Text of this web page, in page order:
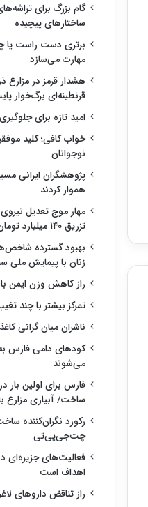
گام بزرگ برای
ساختارهای پیچیده
برتری دست راست یا
مهارت می‌سازد
هشدار قرمز در
قرنطینه‌ای برگ‌خوار
امید تازه برای
خواب کافی؛ کلید
نوجوانان
پژوهشگران ایرانی
هموار کردند
مهار موج تعدیل
تزریق ۱۴۰ میلیارد تومان
بهبود گسترده
زنان با پیمایش ملی
راز کاهش وزن ایمن
تمرکز بیشتر با چند
ناشران میان گرانی
کودهای دامی فارس به
می‌شوند
فارس برای اولین بار
ساخت/ آبیاری مزارع
رکورد نگران‌کننده
چت‌جی‌پی‌تی
فعالیت‌های جزیره‌ای
اهداف است
راز تناقض داروهای